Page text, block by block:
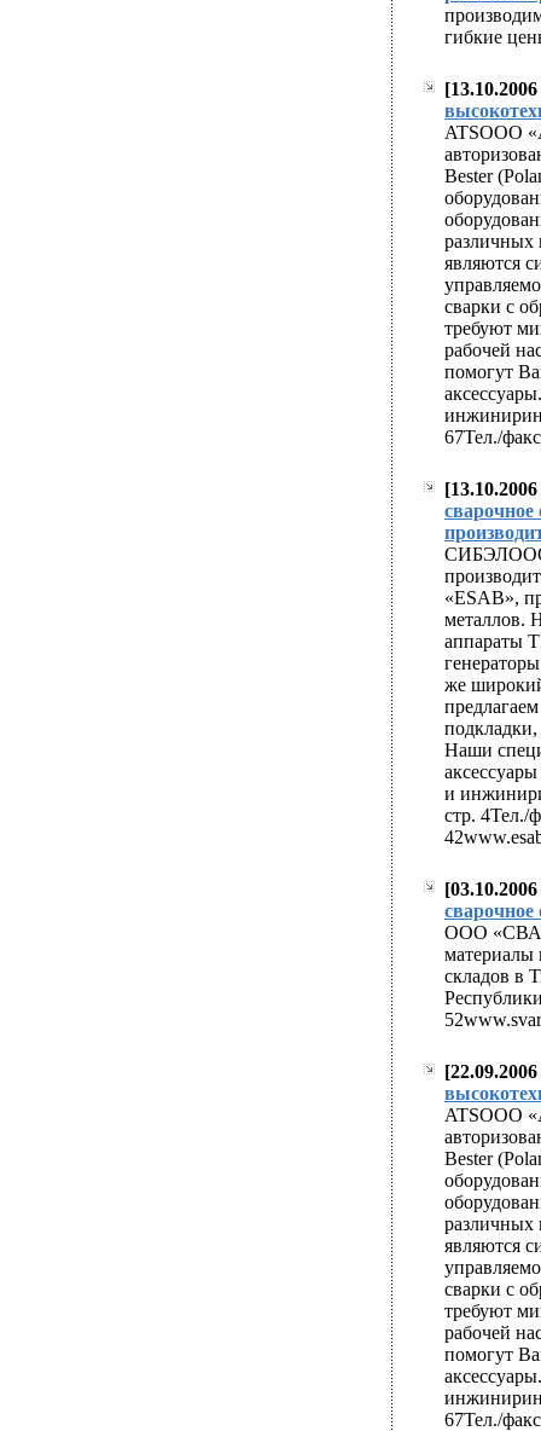
generic cialis
гибкие
easy approval
generic cialis
ATSООО
Bester
различных
являются
сварки с
требуют
рабочей
помогут
67Тел./
easy approval
generic cialis
СИБЭЛООО
«ESAB»,
металлов.
аппараты
же
Наши
и
стр. 4Тел./
easy approval
сварочное
generic cialis
ООО
материалы
складов в
easy approval
generic cialis
ATSООО
Bester
различных
являются
сварки с
требуют
рабочей
помогут
67Тел./